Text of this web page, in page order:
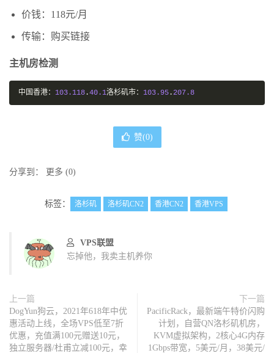
价钱：118元/月
传输：购买链接
主机房检测
中国香港： 103.118 .40.1洛杉矶市： 103.95 .207.8
赞(0)
分享到： 更多 (0)
标签： 洛杉矶 洛杉矶CN2 香港CN2 香港VPS
VPS联盟
忘掉他，我卖主机养你
上一篇
DogYun狗云，2021年618年中优
惠活动上线，全场VPS低至7折
优惠，充值满100元赠送10元，
独立服务器/杜甫立减100元，幸
下一篇
PacificRack，最新端午特价闪购
计划，自营QN洛杉矶机房，
KVM虚拟架构，2核心4G内存
1Gbps带宽，5美元/月，38美元/